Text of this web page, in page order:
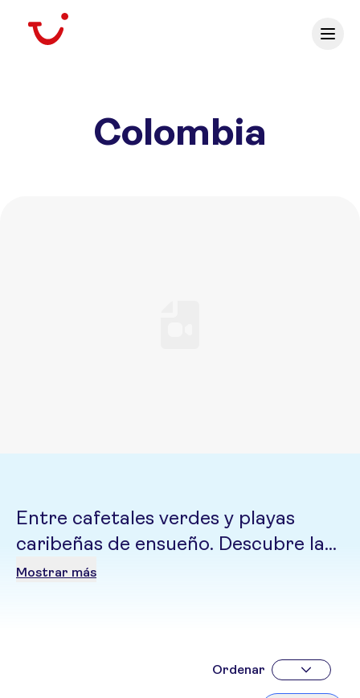
Colombia
Entre cafetales verdes y playas
caribeñas de ensueño. Descubre la
calidez de su gente, ciudades
Mostrar más
Ordenar